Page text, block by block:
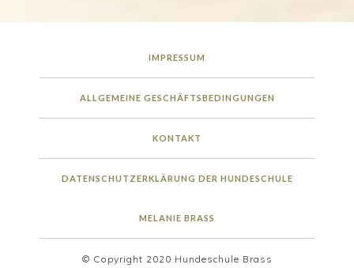
IMPRESSUM
ALLGEMEINE GESCHÄFTSBEDINGUNGEN
KONTAKT
DATENSCHUTZERKLÄRUNG DER HUNDESCHULE
MELANIE BRASS
© Copyright 2020 Hundeschule Brass